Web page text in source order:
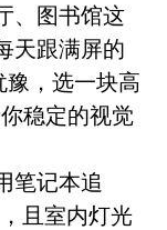
、图书馆这
天跟满屏的
，选一块高
稳定的视觉
笔记本追
且室内灯光